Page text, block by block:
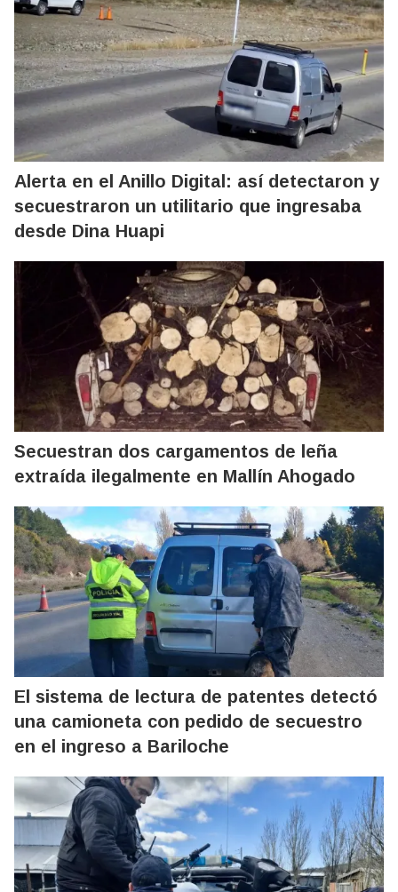
Alerta en el Anillo Digital: así detectaron y
secuestraron un utilitario que ingresaba
desde Dina Huapi
Secuestran dos cargamentos de leña
extraída ilegalmente en Mallín Ahogado
El sistema de lectura de patentes detectó
una camioneta con pedido de secuestro
en el ingreso a Bariloche